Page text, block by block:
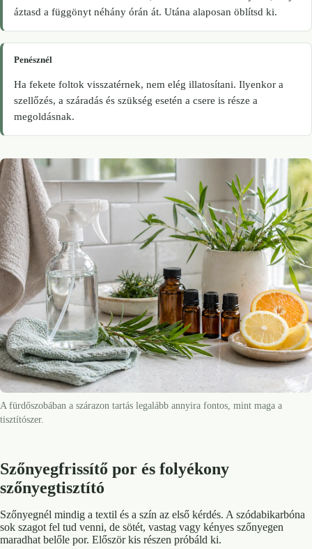
áztasd a függönyt néhány órán át. Utána alaposan öblítsd ki.
Penésznél
Ha fekete foltok visszatérnek, nem elég illatosítani. Ilyenkor a
szellőzés, a száradás és szükség esetén a csere is része a
megoldásnak.
A fürdőszobában a szárazon tartás legalább annyira fontos, mint maga a
tisztítószer.
Szőnyegfrissítő por és folyékony
szőnyegtisztító
Szőnyegnél mindig a textil és a szín az első kérdés. A szódabikarbóna
sok szagot fel tud venni, de sötét, vastag vagy kényes szőnyegen
maradhat belőle por. Először kis részen próbáld ki.